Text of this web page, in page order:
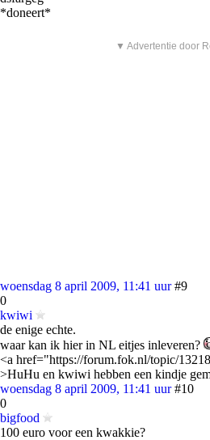
*doneert*
▼ Advertentie door
woensdag 8 april 2009, 11:41 uur #9
0
kwiwi
de enige echte.
waar kan ik hier in NL eitjes inleveren?
<a href="https://forum.fok.nl/topic/
>HuHu en kwiwi hebben een kindje
woensdag 8 april 2009, 11:41 uur #10
0
bigfood
100 euro voor een kwakkie?